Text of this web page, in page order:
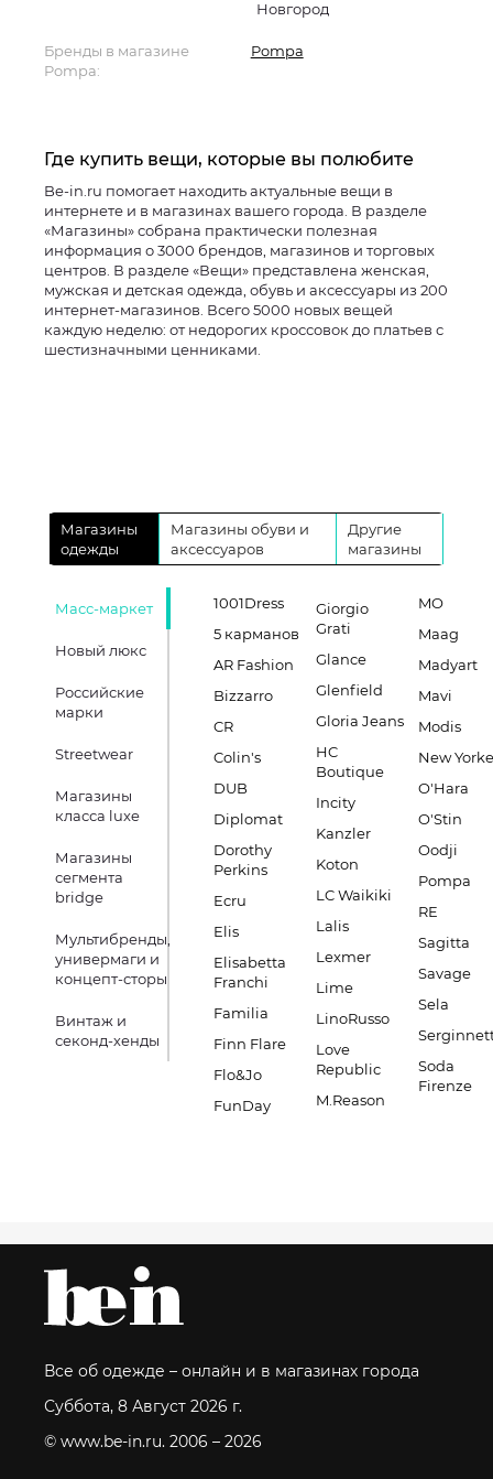
Новгород
Бренды в магазине
Pompa:
Pompa
Где купить вещи, которые вы полюбите
Be-in.ru помогает находить актуальные вещи в
интернете и в магазинах вашего города. В разделе
«Магазины» собрана практически полезная
информация о 3000 брендов, магазинов и торговых
центров. В разделе «Вещи» представлена женская,
мужская и детская одежда, обувь и аксессуары из 200
интернет-магазинов. Всего 5000 новых вещей
каждую неделю: от недорогих кроссовок до платьев с
шестизначными ценниками.
Магазины
одежды
Магазины обуви и
аксессуаров
Другие
магазины
Масс-маркет
Новый люкс
Российские
марки
Streetwear
Магазины
класса luxe
Магазины
сегмента
bridge
Мультибренды,
универмаги и
концепт-сторы
Винтаж и
секонд-хенды
1001Dress
5 карманов
AR Fashion
Bizzarro
CR
Colin's
DUB
Diplomat
Dorothy
Perkins
Ecru
Elis
Elisabetta
Franchi
Familia
Finn Flare
Flo&Jo
FunDay
Giorgio
Grati
Glance
Glenfield
Gloria Jeans
HC
Boutique
Incity
Kanzler
Koton
LC Waikiki
Lalis
Lexmer
Lime
LinoRusso
Love
Republic
M.Reason
MO
Maag
Madyart
Mavi
Modis
New
O'Hara
O'Stin
Oodji
Pompa
RE
Sagitta
Savage
Sela
Soda
Firenze
Все об одежде – онлайн и в магазинах города
Суббота, 8 Август 2026 г.
© www.be-in.ru. 2006 – 2026